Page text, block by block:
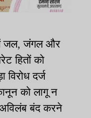
में जल, जंगल और
हितों को
विरोध दर्ज
को लागू न
अविलंब बंद करने